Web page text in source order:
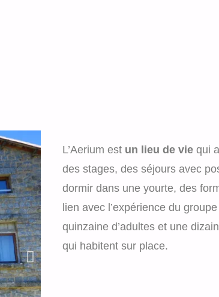
L’Aerium est un lieu de viequi
des stages, des séjours avec
dormir dans une yourte, des
lien avec l’expérience du groupe
quinzaine d’adultes et une
qui habitent sur place.